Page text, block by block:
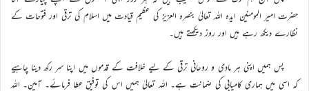
حضرت امیر المومنین ایدہ اللہ تعالیٰ بنصرہ العزیز کی عظیم قیادت میں اسلام کی ترقی اور فتوحات کے
نظارے دیکھ رہے ہیں اور روز دیکھتے ہیں۔
پس ہمیں اپنی ہر مادی و روحانی ترقی کے لیے خلافت کے قدموں میں اپنا سر رکھ دینا چاہیے
کہ اسی میں ہماری کامیابی کی ضمانت ہے۔ اللہ تعالیٰ ہمیں اس کی توفیق عطا فرمائے۔ آمین۔ اللہ